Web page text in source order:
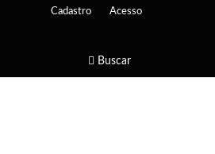
Buscar
Cadastro Acesso